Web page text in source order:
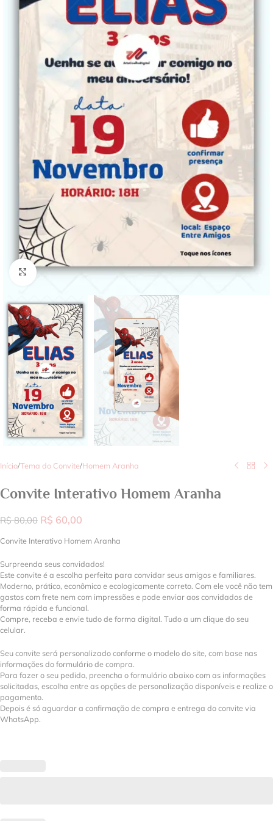
Clique para ampliar
Início/Tema do Convite/Homem Aranha
Convite Interativo Homem Aranha
R$80,00 R$ 60,00
Convite Interativo Homem Aranha
Surpreenda seus convidados!
Este convite é a escolha perfeita para convidar seus amigos e familiares.
Moderno, prático, econômico e ecologicamente correto. Com ele você não tem
gastos com frete nem com impressões e pode enviar aos convidados de
forma rápida e funcional.
Compre, receba e envie tudo de forma digital. Tudo a um clique do seu
celular.
Seu convite será personalizado conforme o modelo do site, com base nas
informações do formulário de compra.
Para fazer o seu pedido, preencha o formulário abaixo com as informações
solicitadas, escolha entre as opções de personalização disponíveis e realize o
pagamento.
Depois é só aguardar a confirmação de compra e entrega do convite via
WhatsApp.